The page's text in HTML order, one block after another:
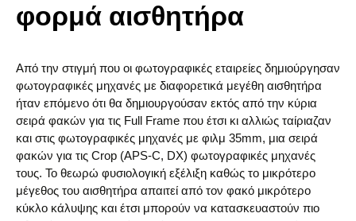
φορμά αισθητήρα
Από την στιγμή που οι φωτογραφικές εταιρείες δημιούργησαν
φωτογραφικές μηχανές με διαφορετικά μεγέθη αισθητήρα
ήταν επόμενο ότι θα δημιουργούσαν εκτός από την κύρια
σειρά φακών για τις Full Frame που έτσι κι αλλιώς ταίριαζαν
και στις φωτογραφικές μηχανές με φιλμ 35mm, μια σειρά
φακών για τις Crop (APS-C, DX) φωτογραφικές μηχανές
τους. Το θεωρώ φυσιολογική εξέλιξη καθώς το μικρότερο
μέγεθος του αισθητήρα απαιτεί από τον φακό μικρότερο
κύκλο κάλυψης και έτσι μπορούν να κατασκευαστούν πιο